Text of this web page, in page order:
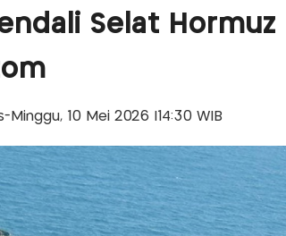
Selat Hormuz
Minggu, 10 Mei 2026 |14:30 WIB